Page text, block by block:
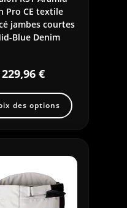
Pro CE textile
jambes courtes
Blue Denim
229,96€
des options